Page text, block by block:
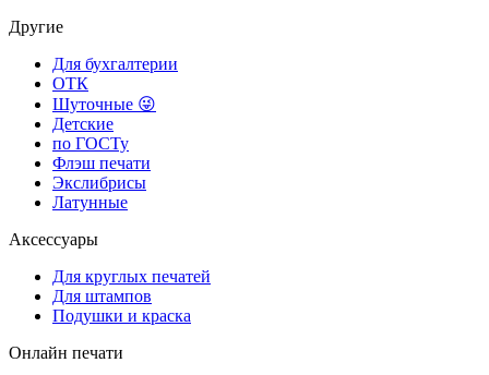
Другие
Для бухгалтерии
ОТК
Шуточные 😜
Детские
по ГОСТу
Флэш печати
Экслибрисы
Латунные
Аксессуары
Для круглых печатей
Для штампов
Подушки и краска
Онлайн печати